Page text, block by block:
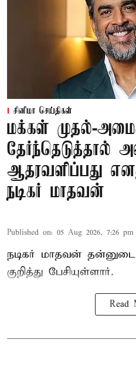
சினிமா செய்திகள்
மக்கள் முதல்-
தேர்ந்தெடுத்தால்
ஆதரவளிப்பது
நடிகர் மாதவன்
Published on: 05 Aug 2026, 7:26 pm
நடிகர் மாதவன்
குறித்து பேசியுள்ளார்.
Read